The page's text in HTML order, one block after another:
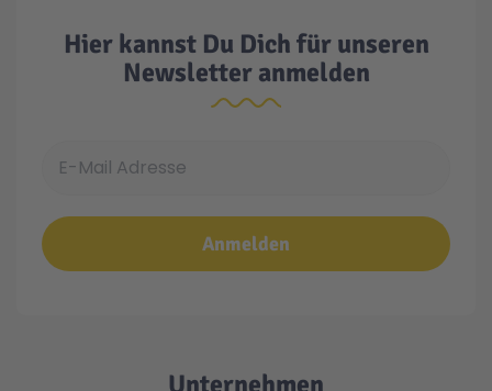
Hier kannst Du Dich für unseren
Newsletter anmelden
Anmelden